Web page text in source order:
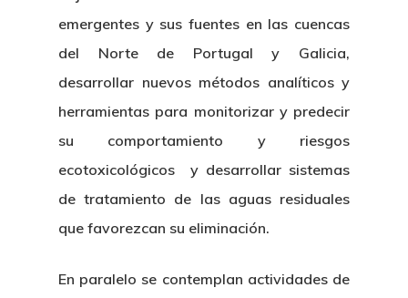
emergentes y sus fuentes en las cuencas
del Norte de Portugal y Galicia,
desarrollar nuevos métodos analíticos y
herramientas para monitorizar y predecir
su comportamiento y riesgos
ecotoxicológicos y desarrollar sistemas
de tratamiento de las aguas residuales
que favorezcan su eliminación.
En paralelo se contemplan actividades de